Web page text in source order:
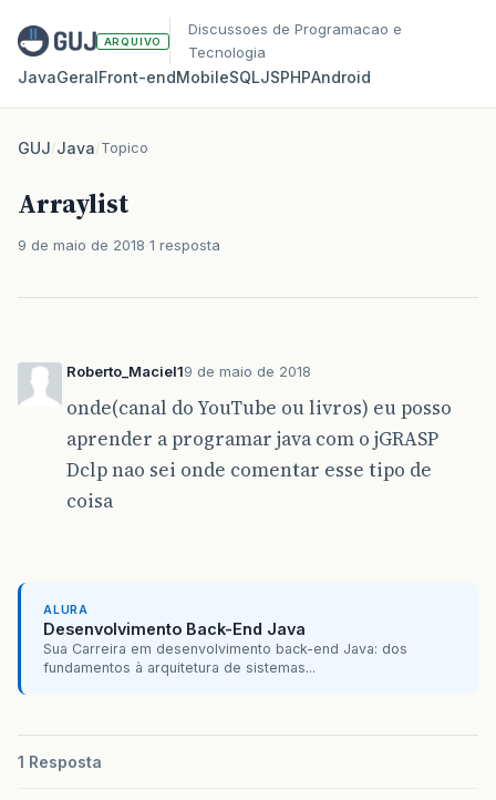
ARQUIVO
Discussoes de Programacao e
Tecnologia
JavaGeralFront‑endMobileSQLJSPHPAndroid
GUJ/Java/Topico
Arraylist
9 de maio de 2018 1 resposta
Roberto_Maciel19 de maio de 2018
onde(canal do YouTube ou livros) eu posso
aprender a programar java com o jGRASP
Dclp nao sei onde comentar esse tipo de
coisa
ALURA
Desenvolvimento Back-End Java
Sua Carreira em desenvolvimento back-end Java: dos
fundamentos à arquitetura de sistemas...
1 Resposta